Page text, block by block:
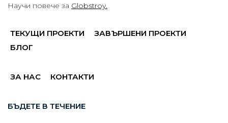
Научи повече за Globstroy.
ТЕКУЩИ ПРОЕКТИ
ЗАВЪРШЕНИ ПРОЕКТИ
БЛОГ
ЗА НАС КОНТАКТИ
БЪДЕТЕ В ТЕЧЕНИЕ